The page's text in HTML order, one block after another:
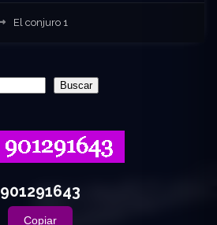
El conjuro 1
Buscar
901291643
Copiar